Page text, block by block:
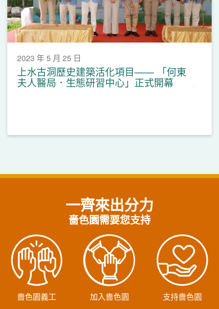
2023 年 5 月 25 日
上水古洞歷史建築活化項目—— 「何東
夫人醫局．生態研習中心」正式開幕
一齊來出分力
嗇色園需要您支持
嗇色園義工 加入嗇色園 支持嗇色園